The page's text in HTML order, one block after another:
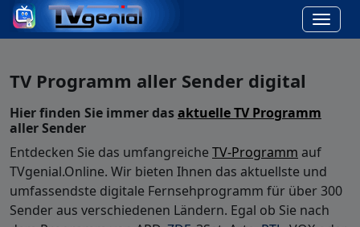
TV Programm aller Sender digital
Hier finden Sie immer dasaktuelle TV Programm
aller Sender
Entdecken Sie das umfangreiche TV-Programm auf
TVgenial.Online. Wir bieten Ihnen das aktuellste und
umfassendste digitale Fernsehprogramm für über 300
Sender aus verschiedenen Ländern. Egal ob Sie nach